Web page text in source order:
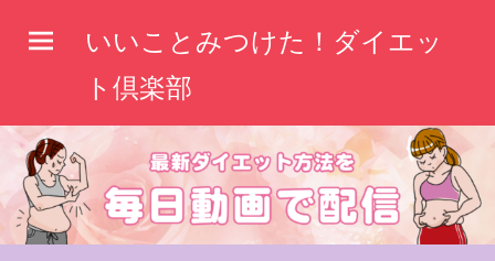
ス
キ
いいことみつけた！ダイエッ
ト倶楽部